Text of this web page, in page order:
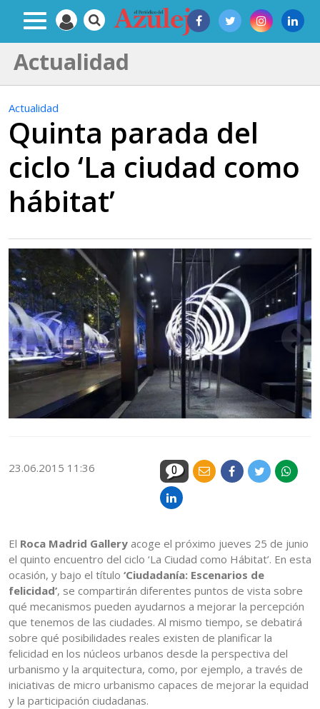
Actualidad
Actualidad
Quinta parada del
ciclo ‘La ciudad como
hábitat’
23.06.2015 11:36 0
El Roca Madrid Gallery acoge el próximo jueves 25 de junio
el quinto encuentro del ciclo ‘La Ciudad como Hábitat’. En esta
ocasión, y bajo el título ‘Ciudadanía: Escenarios de
felicidad’, se compartirán diferentes puntos de vista sobre
qué mecanismos pueden ayudarnos a mejorar la percepción
que tenemos de las ciudades. Al mismo tiempo, se debatirá
sobre qué posibilidades reales existen de planificar la
felicidad en los núcleos urbanos desde la perspectiva del
urbanismo y la arquitectura, como, por ejemplo, a través de
iniciativas de micro urbanismo capaces de mejorar la equidad
y la participación ciudadanas.